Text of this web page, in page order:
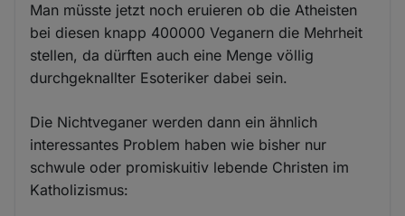
Man müsste jetzt noch eruieren ob die Atheisten
bei diesen knapp 400000 Veganern die Mehrheit
stellen, da dürften auch eine Menge völlig
durchgeknallter Esoteriker dabei sein.
Die Nichtveganer werden dann ein ähnlich
interessantes Problem haben wie bisher nur
schwule oder promiskuitiv lebende Christen im
Katholizismus: